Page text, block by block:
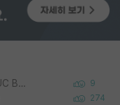
Korea University 수학, 컴퓨터과학 이학사, UC Berkeley 산업공학 대학원 공학박사가 되는 것은 쉽지 않겠죠? 9
274